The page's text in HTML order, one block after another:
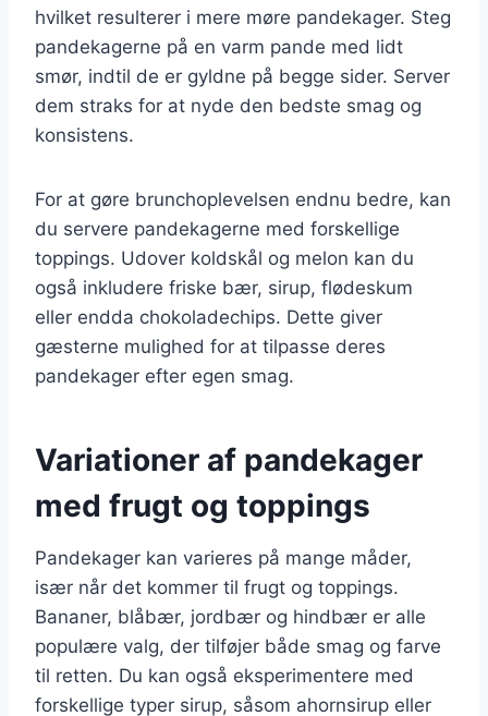
hvilket resulterer i mere møre pandekager. Steg
pandekagerne på en varm pande med lidt
smør, indtil de er gyldne på begge sider. Server
dem straks for at nyde den bedste smag og
konsistens.
For at gøre brunchoplevelsen endnu bedre, kan
du servere pandekagerne med forskellige
toppings. Udover koldskål og melon kan du
også inkludere friske bær, sirup, flødeskum
eller endda chokoladechips. Dette giver
gæsterne mulighed for at tilpasse deres
pandekager efter egen smag.
Variationer af pandekager
med frugt og toppings
Pandekager kan varieres på mange måder,
især når det kommer til frugt og toppings.
Bananer, blåbær, jordbær og hindbær er alle
populære valg, der tilføjer både smag og farve
til retten. Du kan også eksperimentere med
forskellige typer sirup, såsom ahornsirup eller